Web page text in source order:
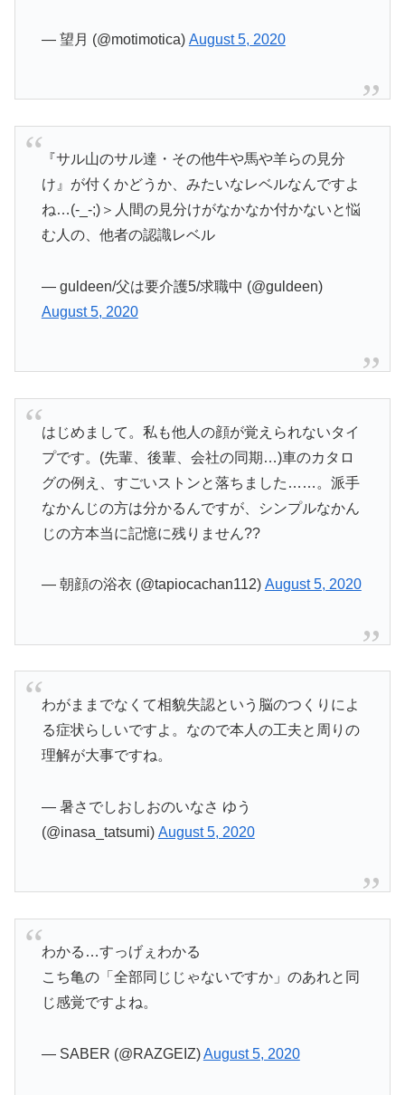
— 望月 (@motimotica) August 5, 2020
『サル山のサル達・その他牛や馬や羊らの見分
け』が付くかどうか、みたいなレベルなんですよ
ね…(-_-;)＞人間の見分けがなかなか付かないと悩
む人の、他者の認識レベル
— guldeen/父は要介護5/求職中 (@guldeen)
August 5, 2020
はじめまして。私も他人の顔が覚えられないタイ
プです。(先輩、後輩、会社の同期…)車のカタロ
グの例え、すごいストンと落ちました……。派手
なかんじの方は分かるんですが、シンプルなかん
じの方本当に記憶に残りません??
— 朝顔の浴衣 (@tapiocachan112) August 5, 2020
わがままでなくて相貌失認という脳のつくりによ
る症状らしいですよ。なので本人の工夫と周りの
理解が大事ですね。
— 暑さでしおしおのいなさ ゆう
(@inasa_tatsumi) August 5, 2020
わかる…すっげぇわかる
こち亀の「全部同じじゃないですか」のあれと同
じ感覚ですよね。
— SABER (@RAZGEIZ)August 5, 2020